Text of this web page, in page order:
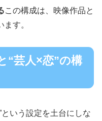
この構成は、映像作品と
す。
“芸人×恋”の構
という設定を土台にしな